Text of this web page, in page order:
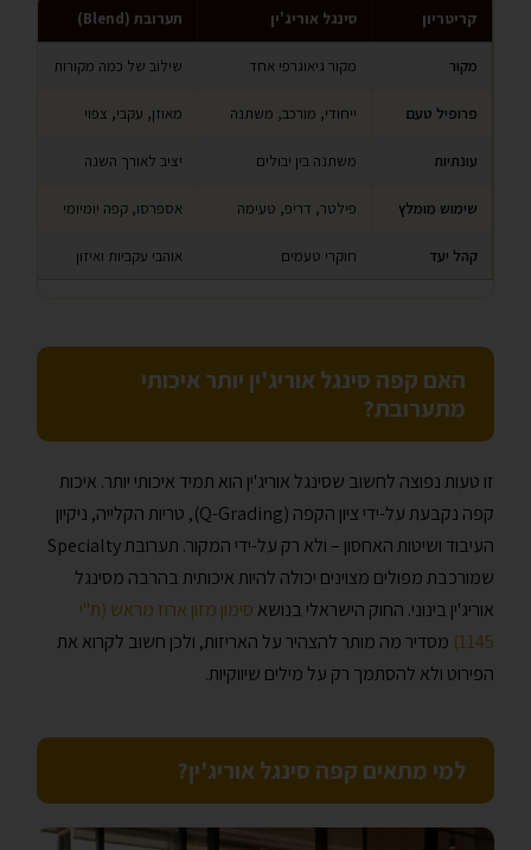
קריטריון סינגל אוריג'ין תערובת (Blend)
מקור מקור גיאוגרפי אחד שילוב של כמה מקורות
פרופיל טעם ייחודי, מורכב, משתנה מאוזן, עקבי, צפוי
עונתיות משתנה בין יבולים יציב לאורך השנה
שימוש מומלץ פילטר, דריפ, טעימה אספרסו, קפה יומיומי
קהל יעד חוקרי טעמים אוהבי עקביות ואיזון
האם קפה סינגל אוריג'ין יותר איכותי
מתערובת?
זו טעות נפוצה לחשוב שסינגל אוריג'ין הוא תמיד איכותי יותר. איכות
קפה נקבעת על-ידי ציון הקפה (Q-Grading), טריות הקלייה, ניקיון
העיבוד ושיטות האחסון – ולא רק על-ידי המקור. תערובת Specialty
שמורכבת מפולים מצוינים יכולה להיות איכותית בהרבה מסינגל
אוריג'ין בינוני. החוק הישראלי בנושא סימון מזון ארוז מראש (ת"י
1145) מסדיר מה מותר להצהיר על האריזות, ולכן חשוב לקרוא את
הפירוט ולא להסתמך רק על מילים שיווקיות.
למי מתאים קפה סינגל אוריג'ין?